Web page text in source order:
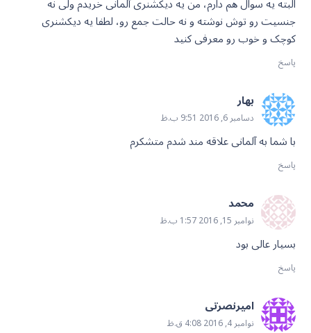
جنسیت رو توش نوشته و نه حالت جمع رو، لطفا یه دیکشنری
کوچک و خوب رو معرفی کنید
پاسخ
بهار
دسامبر 6, 2016 9:51 ب.ظ
با شما به آلمانی علاقه مند شدم متشکرم
پاسخ
محمد
نوامبر 15, 2016 1:57 ب.ظ
بسیار عالی بود
پاسخ
امیرنصرتی
نوامبر 4, 2016 4:08 ق.ظ